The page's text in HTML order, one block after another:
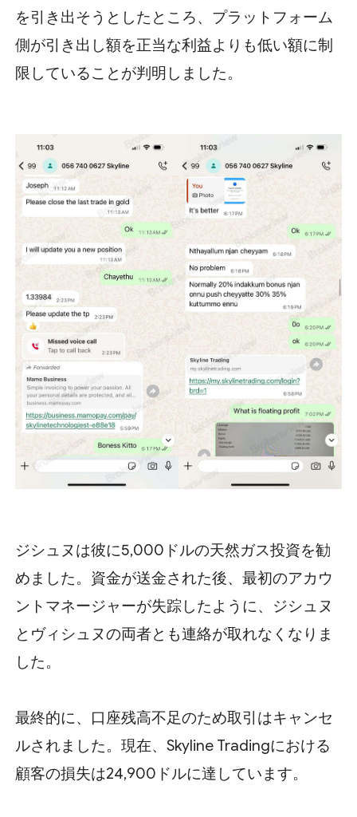
を引き出そうとしたところ、プラットフォーム
側が引き出し額を正当な利益よりも低い額に制
限していることが判明しました。
ジシュヌは彼に5,000ドルの天然ガス投資を勧
めました。資金が送金された後、最初のアカウ
ントマネージャーが失踪したように、ジシュヌ
とヴィシュヌの両者とも連絡が取れなくなりま
した。
最終的に、口座残高不足のため取引はキャンセ
ルされました。現在、Skyline Tradingにおける
顧客の損失は24,900ドルに達しています。